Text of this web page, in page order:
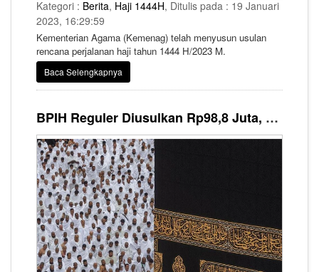
Kategori : Berita, Haji 1444H, Ditulis pada : 19 Januari
2023, 16:29:59
Kementerian Agama (Kemenag) telah menyusun usulan
rencana perjalanan haji tahun 1444 H/2023 M.
Baca Selengkapnya
BPIH Reguler Diusulkan Rp98,8 Juta, Jemaah Haji Dibebankan 70 Persen